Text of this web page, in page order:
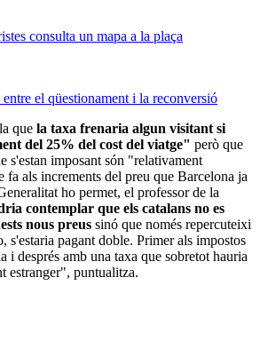
el qüestionament i la reconversió
que la taxa frenaria algun visitant si
del 25% del cost del viatge" però que
s'estan imposant són "relativament
fa als increments del preu que Barcelona ja
ho permet, el professor de la
contemplar que els catalans no es
nous preus sinó que només repercuteixi
s'estaria pagant doble. Primer als impostos
i després amb una taxa que sobretot hauria
estranger", puntualitza.